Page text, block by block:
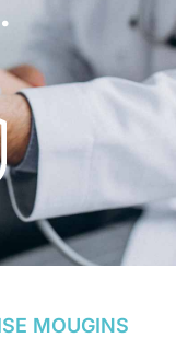
MOUGINS